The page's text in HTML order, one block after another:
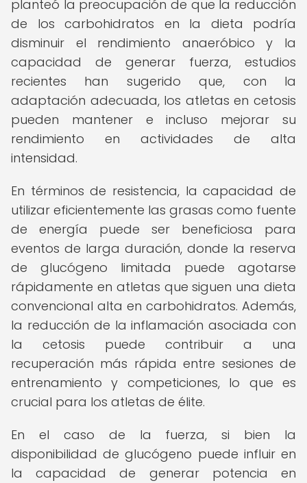
planteó la preocupación de que la reducción
de los carbohidratos en la dieta podría
disminuir el rendimiento anaeróbico y la
capacidad de generar fuerza, estudios
recientes han sugerido que, con la
adaptación adecuada, los atletas en cetosis
pueden mantener e incluso mejorar su
rendimiento en actividades de alta
intensidad.
En términos de resistencia, la capacidad de
utilizar eficientemente las grasas como fuente
de energía puede ser beneficiosa para
eventos de larga duración, donde la reserva
de glucógeno limitada puede agotarse
rápidamente en atletas que siguen una dieta
convencional alta en carbohidratos. Además,
la reducción de la inflamación asociada con
la cetosis puede contribuir a una
recuperación más rápida entre sesiones de
entrenamiento y competiciones, lo que es
crucial para los atletas de élite.
En el caso de la fuerza, si bien la
disponibilidad de glucógeno puede influir en
la capacidad de generar potencia en